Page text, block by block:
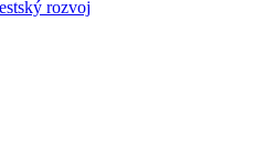
rozvoj